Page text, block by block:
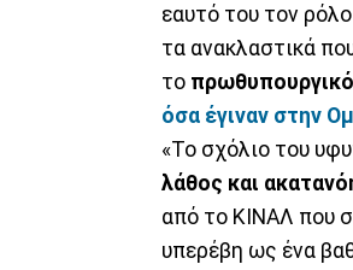
εαυτό του τον
τα ανακλαστικά
το πρωθυπουργικό
όσα έγιναν στην
«Το σχόλιο του
λάθος και
από το ΚΙΝΑΛ που
υπερέβη ως ένα